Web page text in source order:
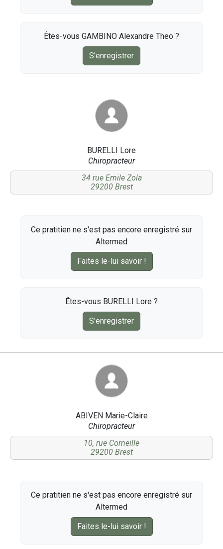
Êtes-vous GAMBINO Alexandre Theo ?
S'enregistrer
BURELLI Lore
Chiropracteur
34 rue Emile Zola
29200 Brest
Ce pratitien ne s'est pas encore enregistré sur
Altermed
Faites le-lui savoir !
Êtes-vous BURELLI Lore ?
S'enregistrer
ABIVEN Marie-Claire
Chiropracteur
10, rue Corneille
29200 Brest
Ce pratitien ne s'est pas encore enregistré sur
Altermed
Faites le-lui savoir !